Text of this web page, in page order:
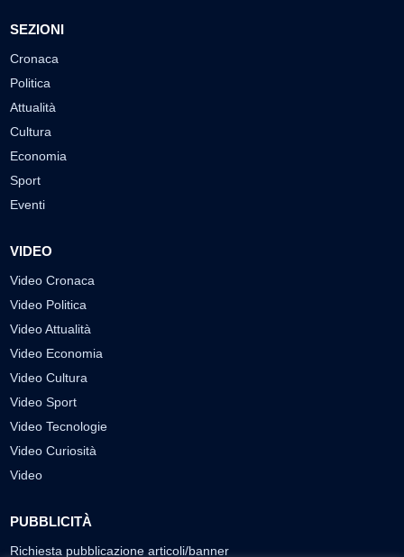
SEZIONI
Cronaca
Politica
Attualità
Cultura
Economia
Sport
Eventi
VIDEO
Video Cronaca
Video Politica
Video Attualità
Video Economia
Video Cultura
Video Sport
Video Tecnologie
Video Curiosità
Video
PUBBLICITÀ
Richiesta pubblicazione articoli/banner